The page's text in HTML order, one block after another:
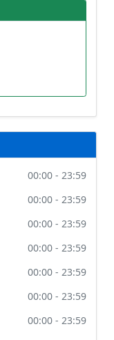
00:00 - 23:59
00:00 - 23:59
00:00 - 23:59
00:00 - 23:59
00:00 - 23:59
00:00 - 23:59
00:00 - 23:59